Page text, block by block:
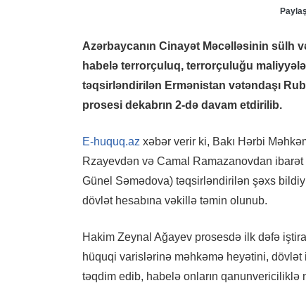
Azərbaycanın Cinayət Məcəlləsinin sülh
habelə terrorçuluq, terrorçuluğu
təqsirləndirilən Ermənistan vətəndaşı
prosesi dekabrın 2-də davam etdirilib.
E-huquq.az xəbər verir ki, Bakı Hərbi
Rzayevdən və Camal Ramazanovdan
Günel Səmədova) təqsirləndirilən şəxs
dövlət hesabına vəkillə təmin olunub.
Hakim Zeynal Ağayev prosesdə ilk dəfə
hüquqi varislərinə məhkəmə heyətini, dövlət
təqdim edib, habelə onların qanunvericiliklə